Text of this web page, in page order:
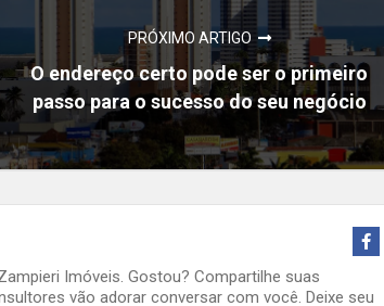
PRÓXIMO ARTIGO
O endereço certo pode ser o primeiro
passo para o sucesso do seu negócio
Imóveis. Gostou? Compartilhe suas
vão adorar conversar com você. Deixe seu